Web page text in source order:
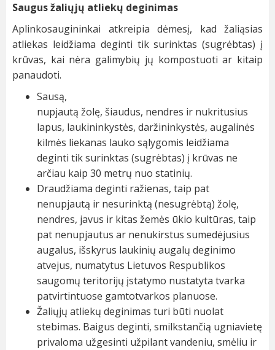
Saugus žaliųjų atliekų deginimas
Aplinkosaugininkai atkreipia dėmesį, kad žaliąsias
atliekas leidžiama deginti tik surinktas (sugrėbtas) į
krūvas, kai nėra galimybių jų kompostuoti ar kitaip
panaudoti.
Sausą,
nupjautą žolę, šiaudus, nendres ir nukritusius
lapus, laukininkystės, daržininkystės, augalinės
kilmės liekanas lauko sąlygomis leidžiama
deginti tik surinktas (sugrėbtas) į krūvas ne
arčiau kaip 30 metrų nuo statinių.
Draudžiama deginti ražienas, taip pat
nenupjautą ir nesurinktą (nesugrėbtą) žolę,
nendres, javus ir kitas žemės ūkio kultūras, taip
pat nenupjautus ar nenukirstus sumedėjusius
augalus, išskyrus laukinių augalų deginimo
atvejus, numatytus Lietuvos Respublikos
saugomų teritorijų įstatymo nustatyta tvarka
patvirtintuose gamtotvarkos planuose.
Žaliųjų atliekų deginimas turi būti nuolat
stebimas. Baigus deginti, smilkstančią ugniavietę
privaloma užgesinti užpilant vandeniu, smėliu ir